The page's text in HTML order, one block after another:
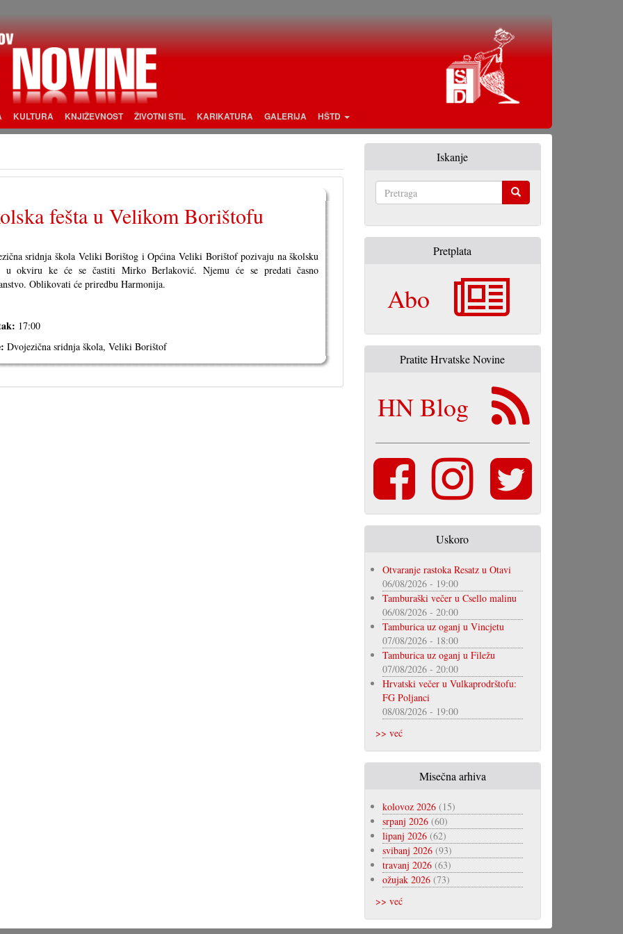
KULTURA KNJIŽEVNOST ŽIVOTNI STIL KARIKATURA GALERIJA HŠTD
fešta u Velikom Borištofu
sridnja škola Veliki Borištog i Općina Veliki Borištof pozivaju na školsku
u okviru ke će se častiti Mirko Berlaković. Njemu će se predati časno
Oblikovati će priredbu Harmonija.
17:00
Dvojezična sridnja škola, Veliki Borištof
Iskanje
Pretplata
Abo
Pratite Hrvatske Novine
HN Blog
Uskoro
Otvaranje rastoka Resatz u Otavi
06/08/2026 - 19:00
Tamburaški večer u Csello malinu
06/08/2026 - 20:00
Tamburica uz oganj u Vincjetu
07/08/2026 - 18:00
Tamburica uz oganj u Filežu
07/08/2026 - 20:00
Hrvatski večer u Vulkaprodrštofu:
FG Poljanci
08/08/2026 - 19:00
>> već
Misečna arhiva
kolovoz 2026(15)
srpanj 2026(60)
lipanj 2026(62)
svibanj 2026(93)
travanj 2026(63)
ožujak 2026(73)
>> već